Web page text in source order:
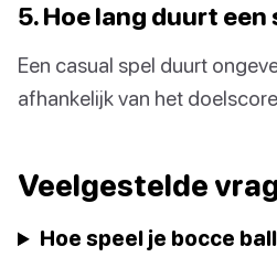
5. Hoe lang duurt een
Een casual spel duurt
afhankelijk van het
Veelgestelde
Hoe speel je bocce